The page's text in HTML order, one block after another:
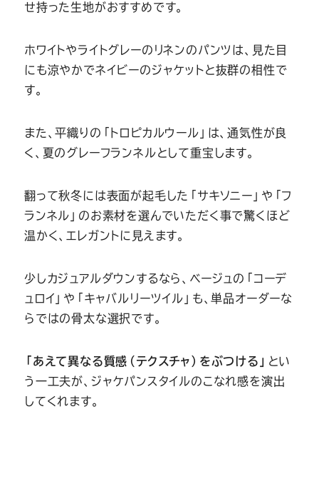
せ持った生地がおすすめです。
ホワイトやライトグレーのリネンのパンツは、見た目
にも涼やかでネイビーのジャケットと抜群の相性で
す。
また、平織りの「トロピカルウール」は、通気性が良
く、夏のグレーフランネルとして重宝します。
翻って秋冬には表面が起毛した「サキソニー」や「フ
ランネル」のお素材を選んでいただく事で驚くほど
温かく、エレガントに見えます。
少しカジュアルダウンするなら、ベージュの「コーデ
ュロイ」や「キャバルリーツイル」も、単品オーダーな
らではの骨太な選択です。
「あえて異なる質感（テクスチャ）をぶつける」 とい
う一工夫が、ジャケパンスタイルのこなれ感を演出
してくれます。